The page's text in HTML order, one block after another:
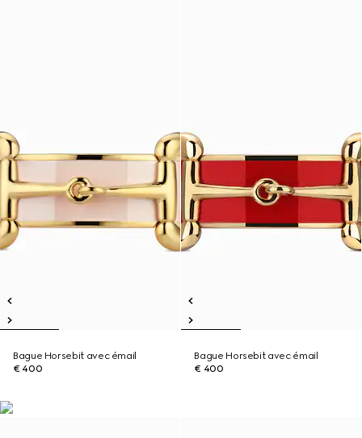
Bague Horsebit avec émail
€ 400
Bague Horsebit avec émail
€ 400